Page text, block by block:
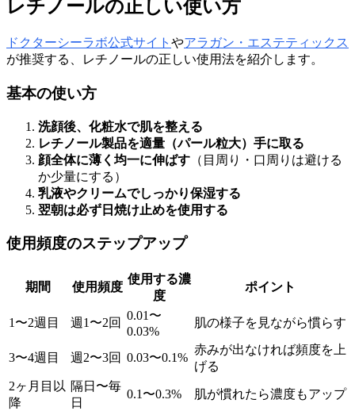
レチノールの正しい使い方
ドクターシーラボ公式サイト やアラガン・エステティックス
が推奨する、レチノールの正しい使用法を紹介します。
基本の使い方
洗顔後、化粧水で肌を整える
レチノール製品を適量（パール粒大）手に取る
顔全体に薄く均一に伸ばす （目周り・口周りは避ける
か少量にする）
乳液やクリームでしっかり保湿する
翌朝は必ず日焼け止めを使用する
使用頻度のステップアップ
期間 使用頻度
使用する濃
度
ポイント
1〜2週目 週1〜2回
0.01〜
0.03%
肌の様子を見ながら慣らす
3〜4週目 週2〜3回 0.03〜0.1%
赤みが出なければ頻度を上
げる
2ヶ月目以
降
隔日〜毎
日
0.1〜0.3% 肌が慣れたら濃度もアップ